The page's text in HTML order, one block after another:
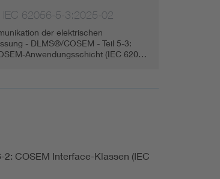
IEC 62056-5-3:2025-02
der elektrischen
- DLMS®/COSEM - Teil 5-3:
Anwendungsschicht (IEC 620…
COSEM Interface-Klassen (IEC